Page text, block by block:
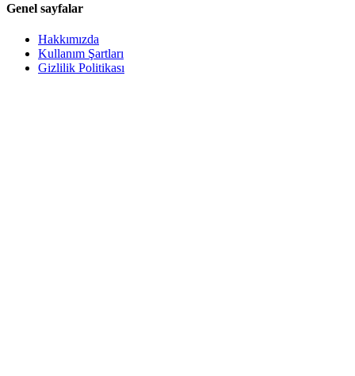
Genel sayfalar
Hakkımızda
Kullanım Şartları
Gizlilik Politikası